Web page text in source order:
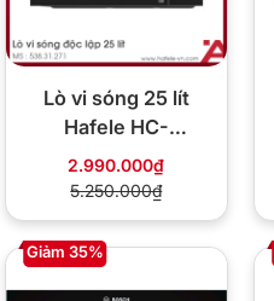
Lò vi sóng 25 lít
Hafele HC-
MW251FB
538.31.271
2.990.000₫
5.250.000₫
Giảm 35%